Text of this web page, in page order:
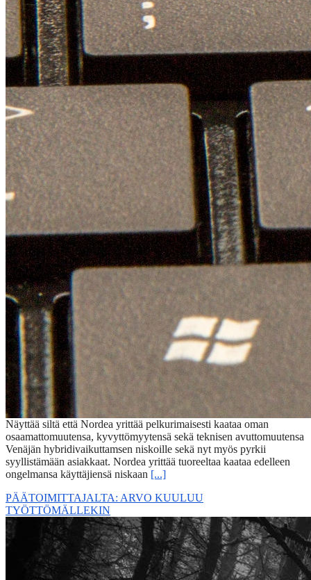
Näyttää siltä että Nordea yrittää pelkurimaisesti kaataa oman
osaamattomuutensa, kyvyttömyytensä sekä teknisen avuttomuutensa
Venäjän hybridivaikuttamsen niskoille sekä nyt myös pyrkii
syyllistämään asiakkaat. Nordea yrittää tuoreeltaa kaataa edelleen
ongelmansa käyttäjiensä niskaan [...]
PÄÄTOIMITTAJALTA: ARVO KUULUU
TYÖTTÖMÄLLEKIN